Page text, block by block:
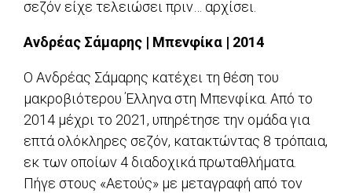
σεζόν είχε τελειώσει πριν… αρχίσει.
Ανδρέας Σάμαρης | Μπενφίκα | 2014
Ο Ανδρέας Σάμαρης κατέχει τη θέση του
μακροβιότερου Έλληνα στη Μπενφίκα. Από το
2014 μέχρι το 2021, υπηρέτησε την ομάδα για
επτά ολόκληρες σεζόν, κατακτώντας 8 τρόπαια,
εκ των οποίων 4 διαδοχικά πρωταθλήματα.
Πήγε στους «Αετούς» με μεταγραφή από τον